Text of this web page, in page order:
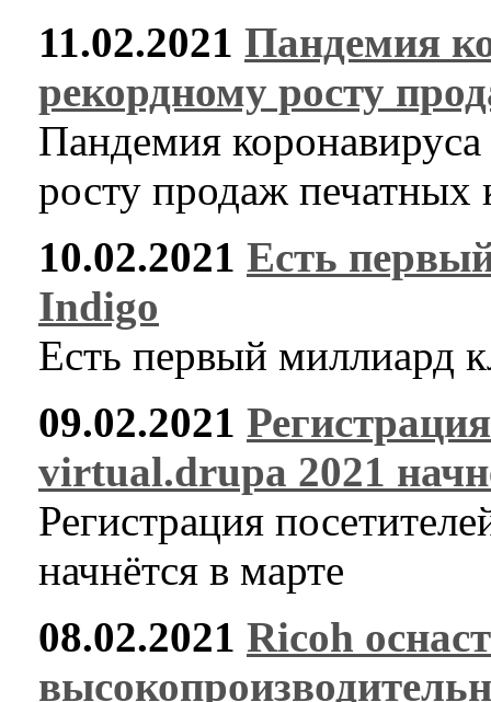
11.02.2021 Пандемия
рекордному росту
Пандемия
росту продаж
10.02.2021 Есть
Indigo
Есть первый миллиард
09.02.2021
virtual.drupa 2021
Регистрация
начнётся в марте
08.02.2021 Ricoh